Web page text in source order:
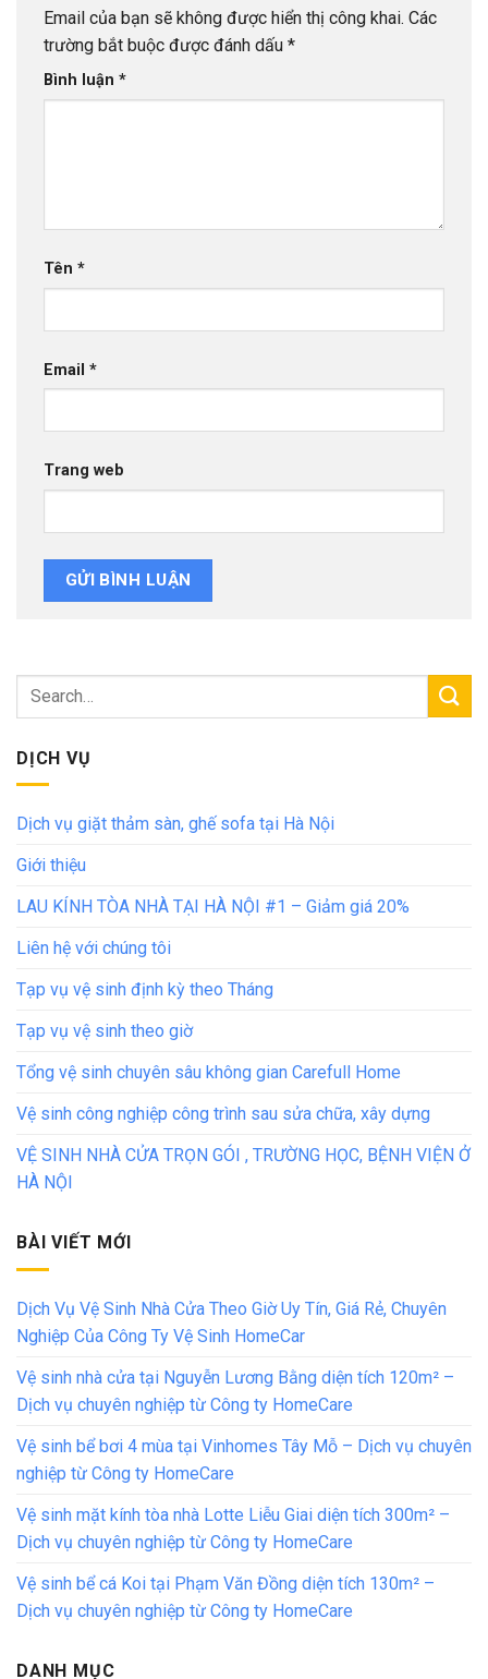
Email của bạn sẽ không được hiển thị công khai. Các
trường bắt buộc được đánh dấu *
Bình luận *
Tên *
Email *
Trang web
DỊCH VỤ
Dịch vụ giặt thảm sàn, ghế sofa tại Hà Nội
Giới thiệu
LAU KÍNH TÒA NHÀ TẠI HÀ NỘI #1 – Giảm giá 20%
Liên hệ với chúng tôi
Tạp vụ vệ sinh định kỳ theo Tháng
Tạp vụ vệ sinh theo giờ
Tổng vệ sinh chuyên sâu không gian Carefull Home
Vệ sinh công nghiệp công trình sau sửa chữa, xây dựng
VỆ SINH NHÀ CỬA TRỌN GÓI , TRƯỜNG HỌC, BỆNH VIỆN Ở
HÀ NỘI
BÀI VIẾT MỚI
Dịch Vụ Vệ Sinh Nhà Cửa Theo Giờ Uy Tín, Giá Rẻ, Chuyên
Nghiệp Của Công Ty Vệ Sinh HomeCar
Vệ sinh nhà cửa tại Nguyễn Lương Bằng diện tích 120m² –
Dịch vụ chuyên nghiệp từ Công ty HomeCare
Vệ sinh bể bơi 4 mùa tại Vinhomes Tây Mỗ – Dịch vụ chuyên
nghiệp từ Công ty HomeCare
Vệ sinh mặt kính tòa nhà Lotte Liễu Giai diện tích 300m² –
Dịch vụ chuyên nghiệp từ Công ty HomeCare
Vệ sinh bể cá Koi tại Phạm Văn Đồng diện tích 130m² –
Dịch vụ chuyên nghiệp từ Công ty HomeCare
DANH MỤC